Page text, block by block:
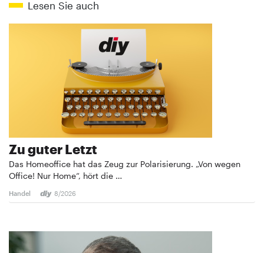
Lesen Sie auch
Zu guter Letzt
Das Homeoffice hat das Zeug zur Polarisierung. „Von wegen
Office! Nur Home“, hört die …
Handel 8/2026